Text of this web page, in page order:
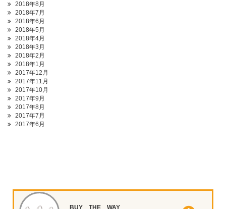
2018年8月
2018年7月
2018年6月
2018年5月
2018年4月
2018年3月
2018年2月
2018年1月
2017年12月
2017年11月
2017年10月
2017年9月
2017年8月
2017年7月
2017年6月
BUY THE WAY